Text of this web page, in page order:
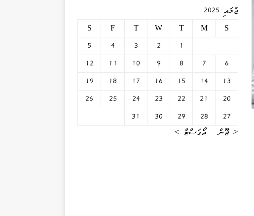
ޖުލައި 2025
S
M
T
W
T
F
S
1
2
3
4
5
6
7
8
9
10
11
12
13
14
15
16
17
18
19
20
21
22
23
24
25
26
27
28
29
30
31
« ޖޫން
އޯގަސްޓް »